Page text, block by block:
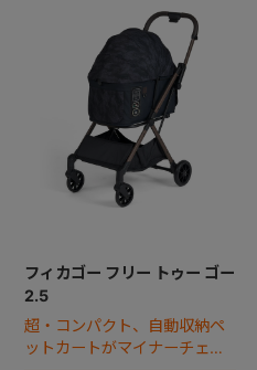
フィカゴー フリー トゥー ゴー
2.5
超・コンパクト、自動収納ペ
ットカートがマイナーチェン